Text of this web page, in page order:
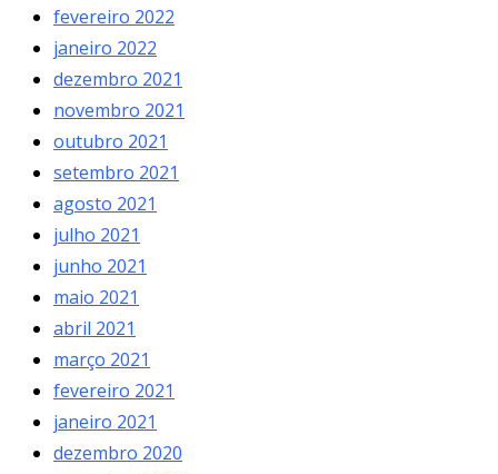
fevereiro 2022
janeiro 2022
dezembro 2021
novembro 2021
outubro 2021
setembro 2021
agosto 2021
julho 2021
junho 2021
maio 2021
abril 2021
março 2021
fevereiro 2021
janeiro 2021
dezembro 2020